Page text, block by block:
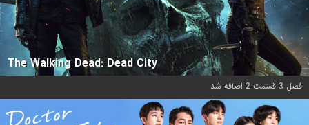
The Walking Dead: Dead City
فصل 3 قسمت 2 اضافه شد